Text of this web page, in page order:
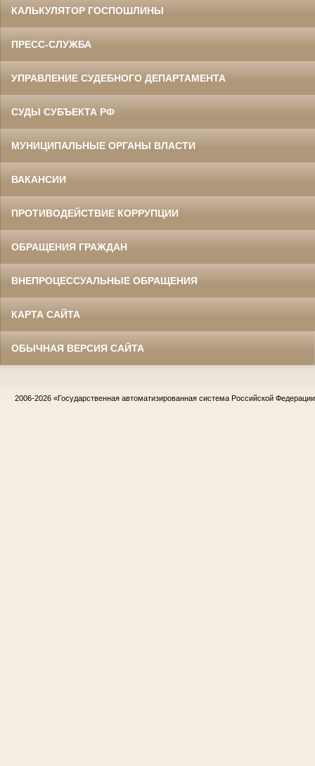
КАЛЬКУЛЯТОР ГОСПОШЛИНЫ
ПРЕСС-СЛУЖБА
УПРАВЛЕНИЕ СУДЕБНОГО ДЕПАРТАМЕНТА
СУДЫ СУБЪЕКТА РФ
МУНИЦИПАЛЬНЫЕ ОРГАНЫ ВЛАСТИ
ВАКАНСИИ
ПРОТИВОДЕЙСТВИЕ КОРРУПЦИИ
ОБРАЩЕНИЯ ГРАЖДАН
ВНЕПРОЦЕССУАЛЬНЫЕ ОБРАЩЕНИЯ
КАРТА САЙТА
ОБЫЧНАЯ ВЕРСИЯ САЙТА
2006-2026 «Государственная автоматизированная система Российской